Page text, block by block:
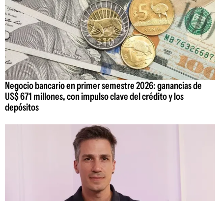
Negocio bancario en primer semestre 2026: ganancias de
US$ 671 millones, con impulso clave del crédito y los
depósitos